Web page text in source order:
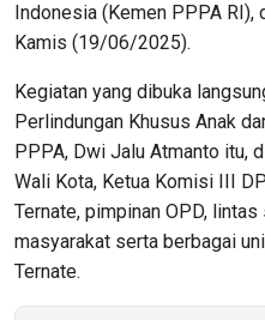
Indonesia (Kemen PPPA
Kamis (19/06/2025).
Kegiatan yang dibuka
Perlindungan Khusus Anak
PPPA, Dwi Jalu Atmanto itu,
Wali Kota, Ketua Komisi III
Ternate, pimpinan OPD,
masyarakat serta berbagai
Ternate.